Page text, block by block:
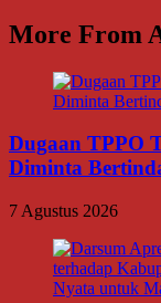
More From
Dugaan TPPO
Diminta
7 Agustus 2026